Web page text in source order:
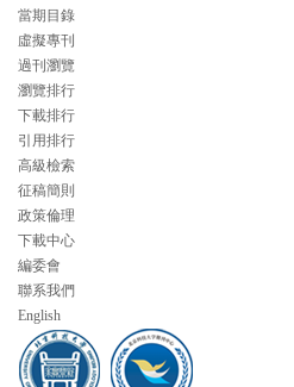
當期目錄
虛擬專刊
過刊瀏覽
瀏覽排行
下載排行
引用排行
高級檢索
征稿簡則
政策倫理
下載中心
編委會
聯系我們
English